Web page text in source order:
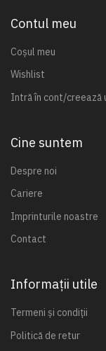
Contul meu
Coșul meu
Wishlist
Intră în cont/creează
Cine suntem
Despre noi
Cariere
Imprinturile noastre
Contact
Informații utile
Termeni și condiții
Politică de retur